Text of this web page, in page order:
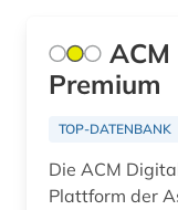
Premium
TOP-DATENBANK
Die ACM
Plattform der